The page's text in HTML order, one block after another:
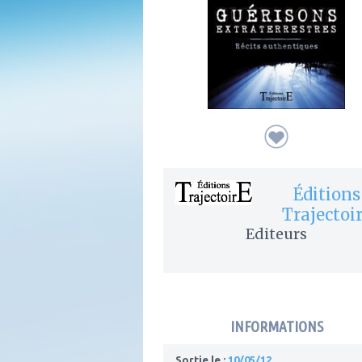
Éditions
Editeurs
INFORMATIONS
Sortie le : 10/05/12